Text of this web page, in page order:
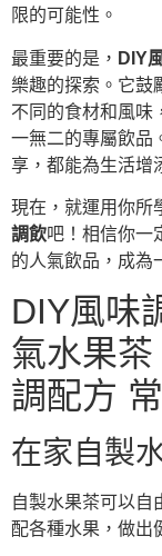
限的可能性。
最重要的是， DIY
樂趣的探索。它鼓
不同的食材和風味
一無二的專屬飲品
享，都能為生活增
現在，就運用你所
調飲吧！相信你一
的人氣飲品，成為
DIY風味
氣水果
調配方
在家自製
自製水果茶可以自
配各種水果，做出